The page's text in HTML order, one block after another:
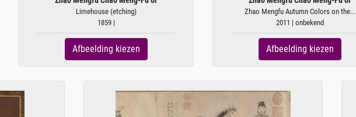
Limehouse (etching)
1859 |
Afbeelding kiezen
Zhao Mengfu Autumn Colors on the...
2011 | onbekend
Afbeelding kiezen